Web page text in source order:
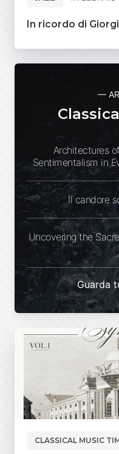
In ricordo di
—
Architectures
Sentimentalism in
Il candore
Uncovering the
Guarda
CLASSICAL MUSIC